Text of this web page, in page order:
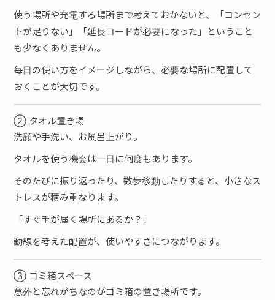
使う場所や充電する場所まで考えておかないと、「コンセン
トが足りない」「延長コードが必要になった」ということ
も少なくありません。
毎日の使い方をイメージしながら、必要な場所に配置して
おくことが大切です。
② タオル置き場
洗顔や手洗い、お風呂上がり。
タオルを使う機会は一日に何度もあります。
そのたびに振り返ったり、数歩移動したりすると、小さなス
トレスが積み重なります。
「すぐ手が届く場所にあるか？」
動線を考えた配置が、使いやすさにつながります。
③ ゴミ箱スペース
意外と忘れがちなのがゴミ箱の置き場所です。